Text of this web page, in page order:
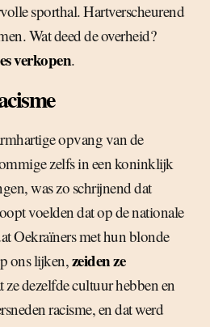
sporthal. Hartverscheurend
Wat deed de overheid?
verkopen.
opvang van de
zelfs in een koninklijk
was zo schrijnend dat
voelden dat op de nationale
Oekraïners met hun blonde
ons lijken,zeiden ze
ze dezelfde cultuur hebben en
racisme, en dat werd